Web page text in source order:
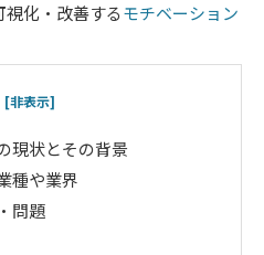
化・改善するモチベーション
[非表示]
現状とその背景
種や業界
問題